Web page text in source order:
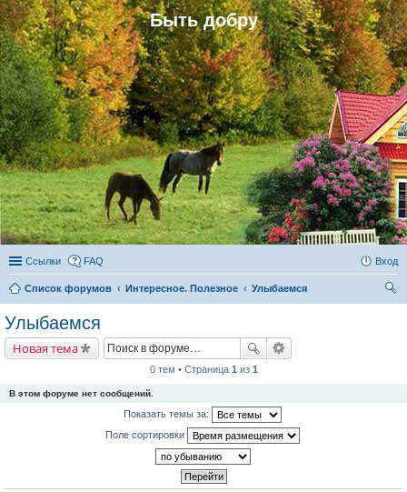
Быть добру
Ссылки FAQ Вход
Список форумов Интересное. Полезное
Улыбаемся
Улыбаемся
Новая тема
0 тем • Страница 1 из 1
В этом форуме нет сообщений.
Показать темы за:
Поле сортировки